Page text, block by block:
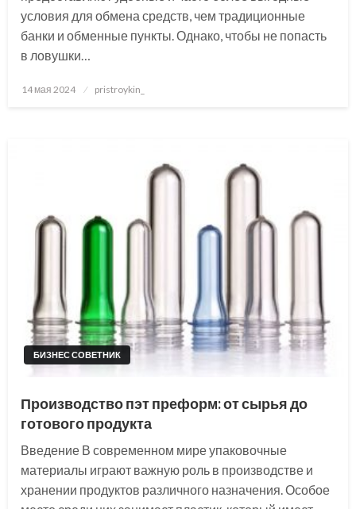
условия для обмена средств, чем традиционные
банки и обменные пункты. Однако, чтобы не попасть
в ловушки…
Posted
14 мая 2024 pristroykin_
БИЗНЕС СОВЕТНИК
Производство пэт преформ: от сырья до
готового продукта
Введение В современном мире упаковочные
материалы играют важную роль в производстве и
хранении продуктов различного назначения. Особое